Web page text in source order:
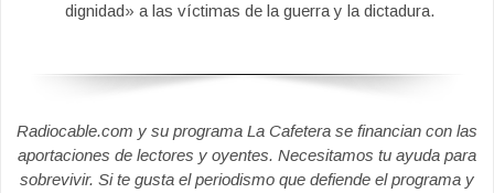
dignidad» a las víctimas de la guerra y la dictadura.
Radiocable.com y su programa La Cafetera se financian con las
aportaciones de lectores y oyentes. Necesitamos tu ayuda para
sobrevivir. Si te gusta el periodismo que defiende el programa y